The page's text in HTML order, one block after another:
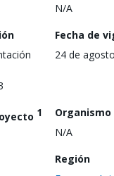
N/A
Fecha de
24 de
1
N/A
Región